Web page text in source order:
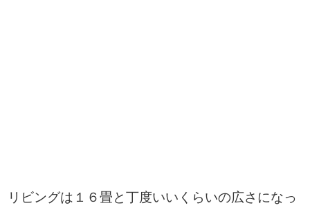
リビングは１６畳と丁度いいくらいの広さになっ